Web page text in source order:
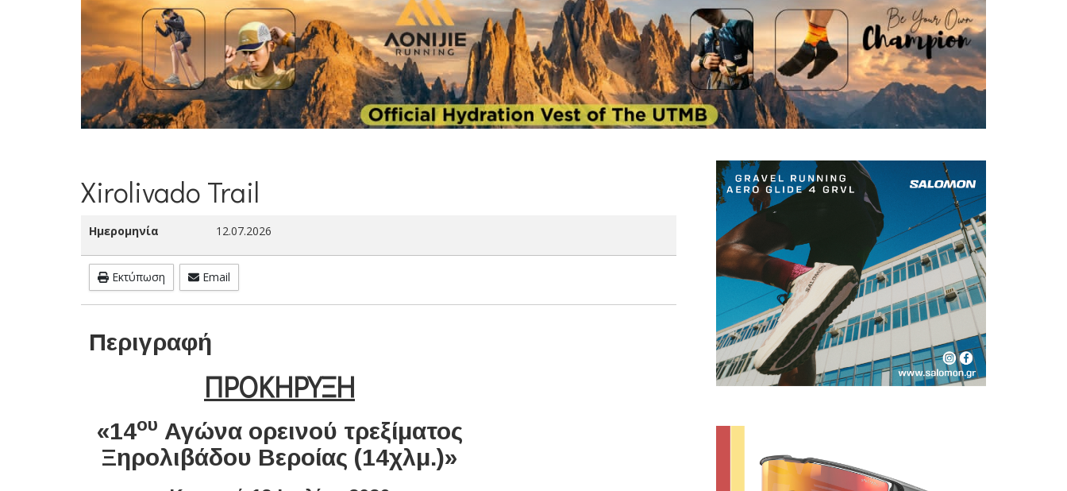
Xirolivado Trail
Ημερομηνία 12.07.2026
Εκτύπωση Email
Περιγραφή
ΠΡΟΚΗΡΥΞΗ
«14ου Αγώνα ορεινού τρεξίματος
Ξηρολιβάδου Βεροίας (14χλμ.)»